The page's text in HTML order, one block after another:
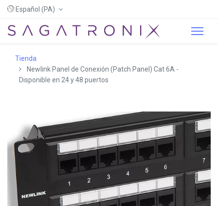
Español (PA)
Tienda
Newlink Panel de Conexión (Patch Panel) Cat 6A -
Disponible en 24 y 48 puertos